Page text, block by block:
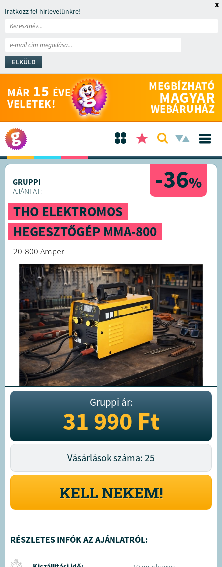
Iratkozz fel hírlevelünkre!
ELKÜLD
x
MÁR 15 ÉVE
VELETEK!
MEGBÍZHATÓ
MAGYAR
WEBÁRUHÁZ
-36%
GRUPPI
AJÁNLAT:
THO ELEKTROMOS
HEGESZTŐGÉP MMA-800
20-800 Amper
Gruppi ár:
31 990Ft
Vásárlások száma: 25
KELL NEKEM!
RÉSZLETES INFÓK AZ AJÁNLATRÓL: